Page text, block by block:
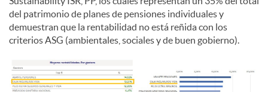
del patrimonio de planes de pensiones individuales y
demuestran que la rentabilidad no está reñida con los
criterios ASG (ambientales, sociales y de buen gobierno).